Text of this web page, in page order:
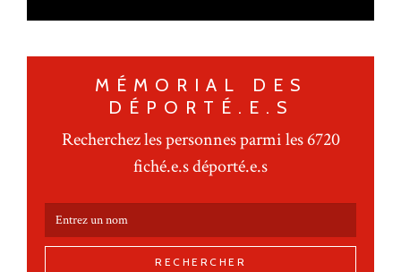
MÉMORIAL DES
DÉPORTÉ.E.S
Recherchez les personnes parmi les 6720
fiché.e.s déporté.e.s
RECHERCHER